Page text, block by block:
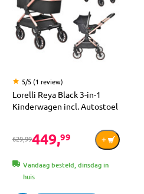
5/5 (1 review)
Lorelli Reya Black 3-in-1
Kinderwagen incl. Autostoel
629,99449,99
Vandaag besteld, dinsdag in
huis